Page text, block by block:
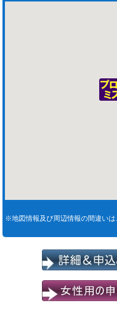
※地図情報及び周辺情報の間違いは